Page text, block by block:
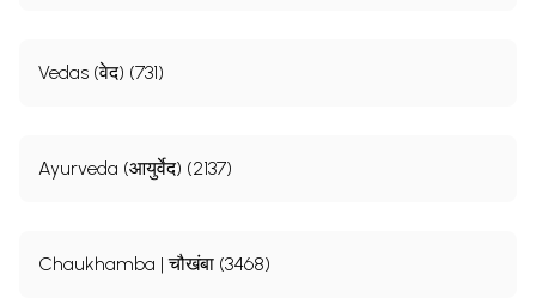
Vedas (वेद) (731)
Ayurveda (आयुर्वेद) (2137)
Chaukhamba | चौखंबा (3468)